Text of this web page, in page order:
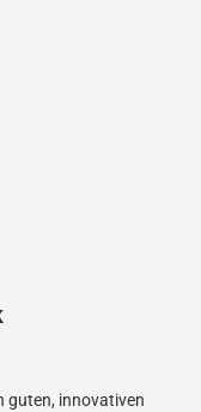
guten, innovativen